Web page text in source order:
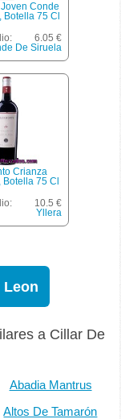
Conde
Botella 75 Cl
6.05 €
De Siruela
Crianza
Botella 75 Cl
10.5 €
Yllera
Leon
a Cillar De
Abadia Mantrus
Altos De Tamarón